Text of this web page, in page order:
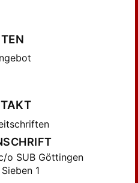
o SUB Göttingen
1